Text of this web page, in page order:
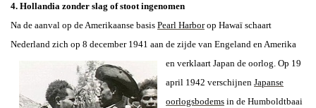
4. Hollandia zonder slag of stoot ingenomen
Na de aanval op de Amerikaanse basis Pearl Harborop Hawaï schaart
Nederland zich op 8 december 1941 aan de zijde van Engeland en Amerika
en verklaart Japan de oorlog. Op 19
april 1942 verschijnen Japanse
oorlogsbodems in de Humboldtbaai